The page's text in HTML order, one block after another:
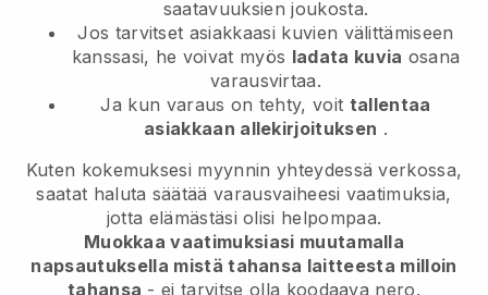
saatavuuksien joukosta.
Jos tarvitset asiakkaasi kuvien välittämiseen
kanssasi, he voivat myös ladata kuvia osana
varausvirtaa.
Ja kun varaus on tehty, voit tallentaa
asiakkaan allekirjoituksen .
Kuten kokemuksesi myynnin yhteydessä verkossa,
saatat haluta säätää varausvaiheesi vaatimuksia,
jotta elämästäsi olisi helpompaa.
Muokkaa vaatimuksiasi muutamalla
napsautuksella mistä tahansa laitteesta milloin
tahansa - ei tarvitse olla koodaava nero.